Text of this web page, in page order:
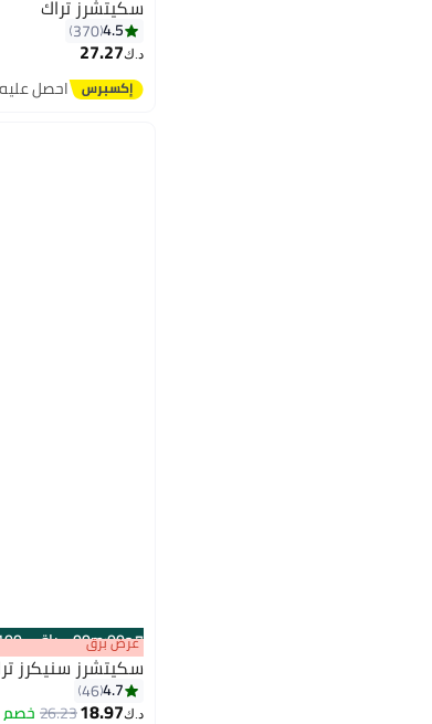
5
سكيتشرز تراك
4.5
370
د.ك‏27.27
احصل
00m:00s
·باقي 100% عرض برق
سكيتشرز سنيكرز
4.7
46
د.ك‏18.97
26.23خصم 27%